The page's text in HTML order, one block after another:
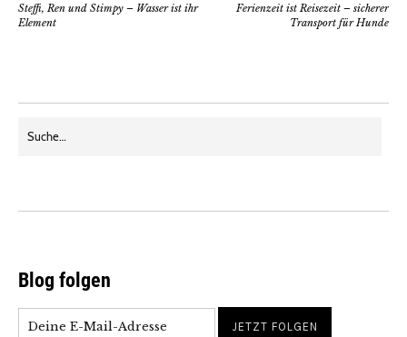
Steffi, Ren und Stimpy – Wasser ist ihr
Element
Ferienzeit ist Reisezeit – sicherer
Transport für Hunde
Blog folgen